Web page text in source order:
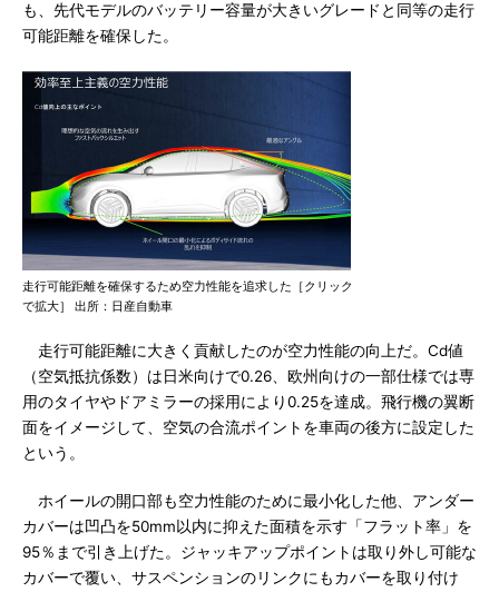
も、先代モデルのバッテリー容量が大きいグレードと同等の走行
可能距離を確保した。
走行可能距離を確保するため空力性能を追求した［クリック
で拡大］ 出所：日産自動車
走行可能距離に大きく貢献したのが空力性能の向上だ。Cd値
（空気抵抗係数）は日米向けで0.26、欧州向けの一部仕様では専
用のタイヤやドアミラーの採用により0.25を達成。飛行機の翼断
面をイメージして、空気の合流ポイントを車両の後方に設定した
という。
ホイールの開口部も空力性能のために最小化した他、アンダー
カバーは凹凸を50mm以内に抑えた面積を示す「フラット率」を
95％まで引き上げた。ジャッキアップポイントは取り外し可能な
カバーで覆い、サスペンションのリンクにもカバーを取り付け